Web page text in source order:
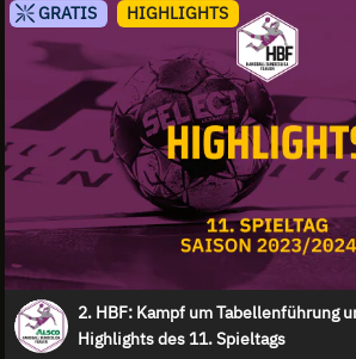
GRATIS HIGHLIGHTS
2. HBF: Kampf um Tabellenführung
Highlights des 11. Spieltags